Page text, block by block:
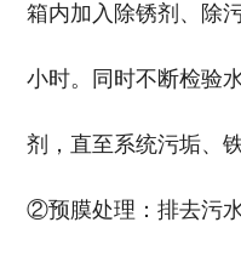
箱内加入除锈剂、除
小时。同时不断检验
剂，直至系统污垢、
②预膜处理：排去污